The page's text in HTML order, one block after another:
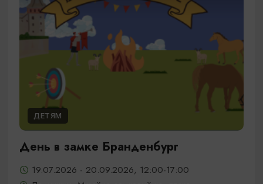
ДЕТЯМ
День в замке Бранденбург
19.07.2026 - 20.09.2026, 12:00-17:00